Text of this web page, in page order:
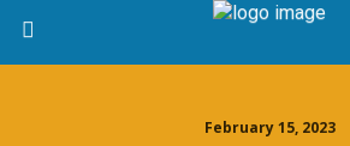
February 15, 2023